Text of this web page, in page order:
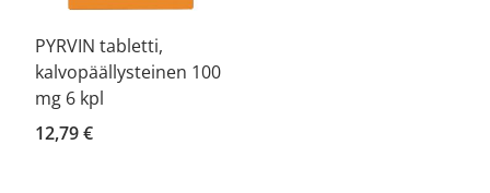
PYRVIN tabletti,
kalvopäällysteinen 100
mg 6 kpl
12,79 €